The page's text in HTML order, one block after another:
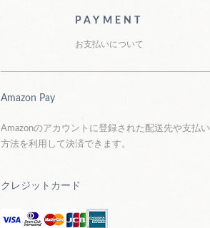
PAYMENT
お支払いについて
Amazon Pay
Amazonのアカウントに登録された配送先や支払い
方法を利用して決済できます。
クレジットカード